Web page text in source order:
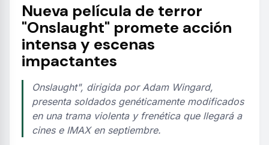
Nueva película de terror
"Onslaught" promete acción
intensa y escenas
impactantes
Onslaught", dirigida por Adam Wingard,
presenta soldados genéticamente modificados
en una trama violenta y frenética que llegará a
cines e IMAX en septiembre.